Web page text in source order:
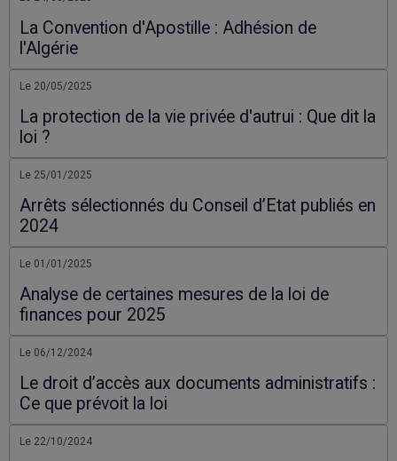
La Convention d'Apostille : Adhésion de
l'Algérie
Le 20/05/2025
La protection de la vie privée d'autrui : Que dit la
loi ?
Le 25/01/2025
Arrêts sélectionnés du Conseil d’Etat publiés en
2024
Le 01/01/2025
Analyse de certaines mesures de la loi de
finances pour 2025
Le 06/12/2024
Le droit d’accès aux documents administratifs :
Ce que prévoit la loi
Le 22/10/2024